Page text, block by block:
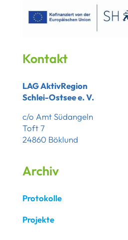
Kontakt
LAG AktivRegion
Schlei-Ostsee e. V.
c/o Amt Südangeln
Toft 7
24860 Böklund
Archiv
Protokolle
Projekte